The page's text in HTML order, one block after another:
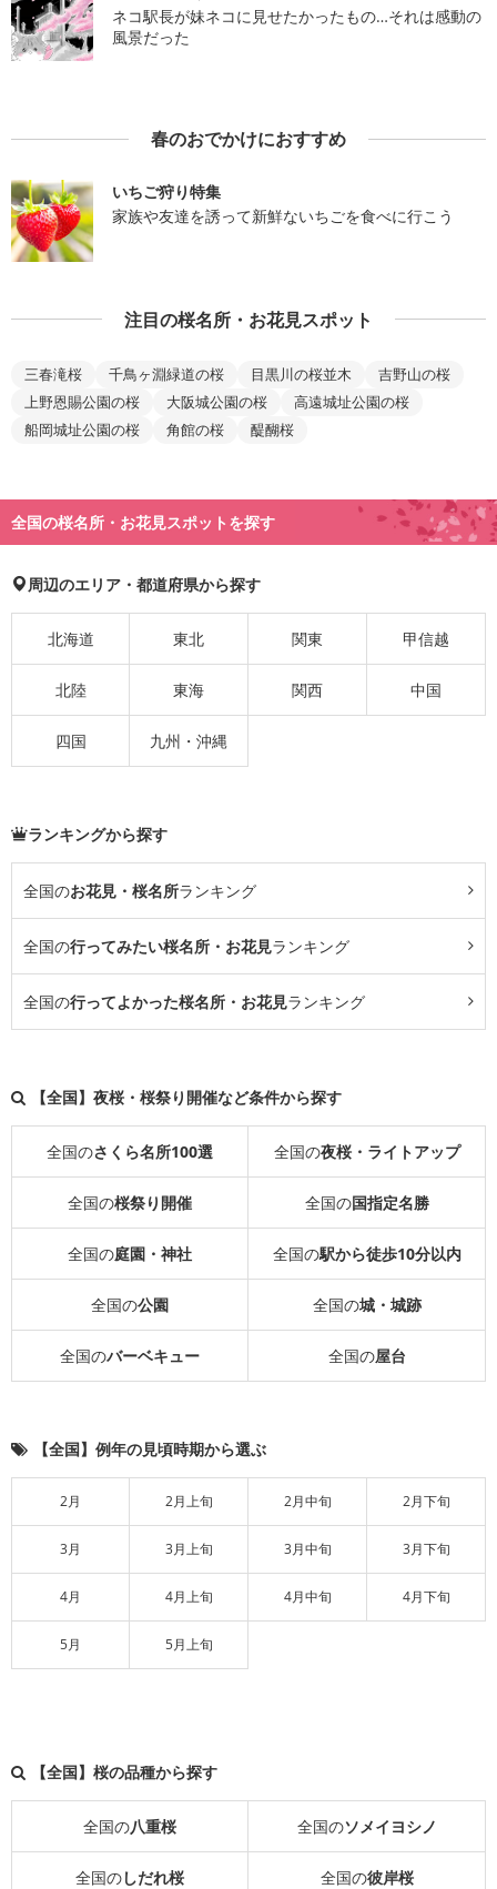
ネコ駅長が妹ネコに見せたかったもの…それは感動の
風景だった
春のおでかけにおすすめ
いちご狩り特集
家族や友達を誘って新鮮ないちごを食べに行こう
注目の桜名所・お花見スポット
三春滝桜 千鳥ヶ淵緑道の桜 目黒川の桜並木
吉野山の桜
上野恩賜公園の桜
大阪城公園の桜
高遠城址公園の桜
船岡城址公園の桜
角館の桜 醍醐桜
全国の桜名所・お花見スポットを探す
周辺のエリア・都道府県から探す
北海道 東北 関東 甲信越
北陸 東海 関西 中国
四国 九州・沖縄
ランキングから探す
全国のお花見・桜名所ランキング
全国の行ってみたい桜名所・お花見ランキング
全国の行ってよかった桜名所・お花見ランキング
【全国】夜桜・桜祭り開催など条件から探す
全国のさくら名所100選 全国の夜桜・ライトアップ
全国の桜祭り開催 全国の国指定名勝
全国の庭園・神社 全国の駅から徒歩10分以内
全国の公園 全国の城・城跡
全国のバーベキュー 全国の屋台
【全国】例年の見頃時期から選ぶ
2月 2月上旬 2月中旬 2月下旬
3月 3月上旬 3月中旬 3月下旬
4月 4月上旬 4月中旬 4月下旬
5月 5月上旬
【全国】桜の品種から探す
全国の八重桜 全国のソメイヨシノ
全国のしだれ桜 全国の彼岸桜